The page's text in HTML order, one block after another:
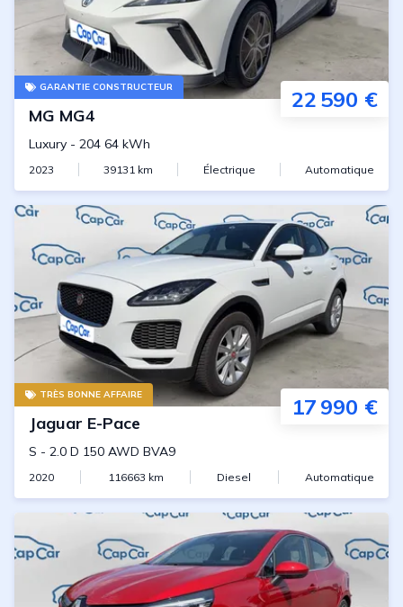
GARANTIE CONSTRUCTEUR 22 590 €
MG MG4
Luxury - 204 64 kWh
2023 39131 km Électrique Automatique
TRÈS BONNE AFFAIRE 17 990 €
Jaguar E-Pace
S - 2.0 D 150 AWD BVA9
2020 116663 km Diesel Automatique